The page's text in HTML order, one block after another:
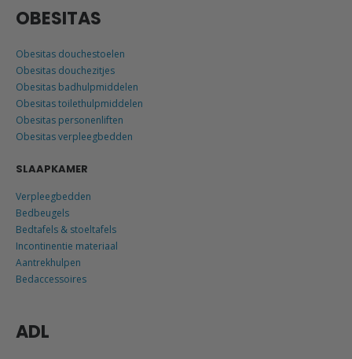
OBESITAS
Obesitas douchestoelen
Obesitas douchezitjes
Obesitas badhulpmiddelen
Obesitas toilethulpmiddelen
Obesitas personenliften
Obesitas verpleegbedden
SLAAPKAMER
Verpleegbedden
Bedbeugels
Bedtafels & stoeltafels
Incontinentie materiaal
Aantrekhulpen
Bedaccessoires
ADL